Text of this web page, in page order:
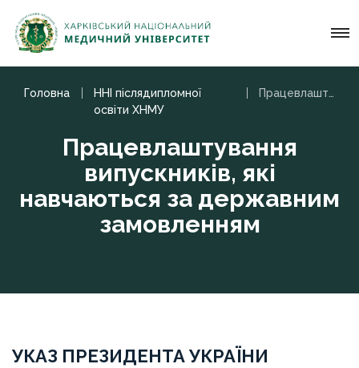
Головна
ННІ післядипломної
освіти ХНМУ
Працевлаштування
випускників, які
навчаються за державним
замовленням
УКАЗ ПРЕЗИДЕНТА УКРАЇНИ